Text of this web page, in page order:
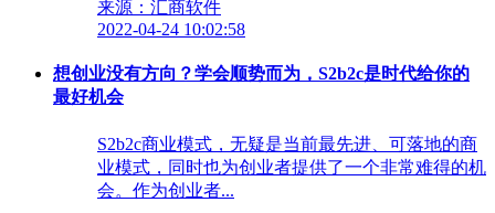
来源：汇商软件
2022-04-24 10:02:58
想创业没有方向？学会顺势而为，S2b2c是时代给你的
最好机会
S2b2c商业模式，无疑是当前最先进、可落地的商
业模式，同时也为创业者提供了一个非常难得的机
会。作为创业者...